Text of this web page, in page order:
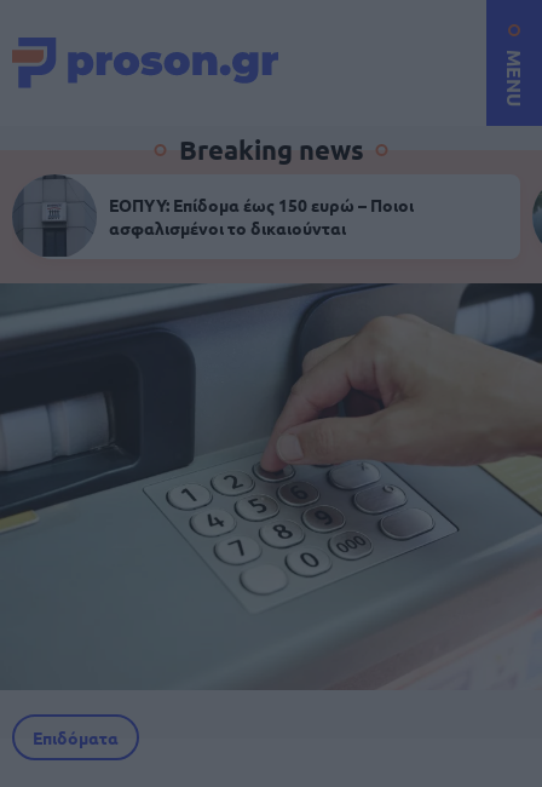
MENU
Breaking news
ΕΟΠΥΥ: Επίδομα έως 150 ευρώ – Ποιοι
ασφαλισμένοι το δικαιούνται
Επιδόματα